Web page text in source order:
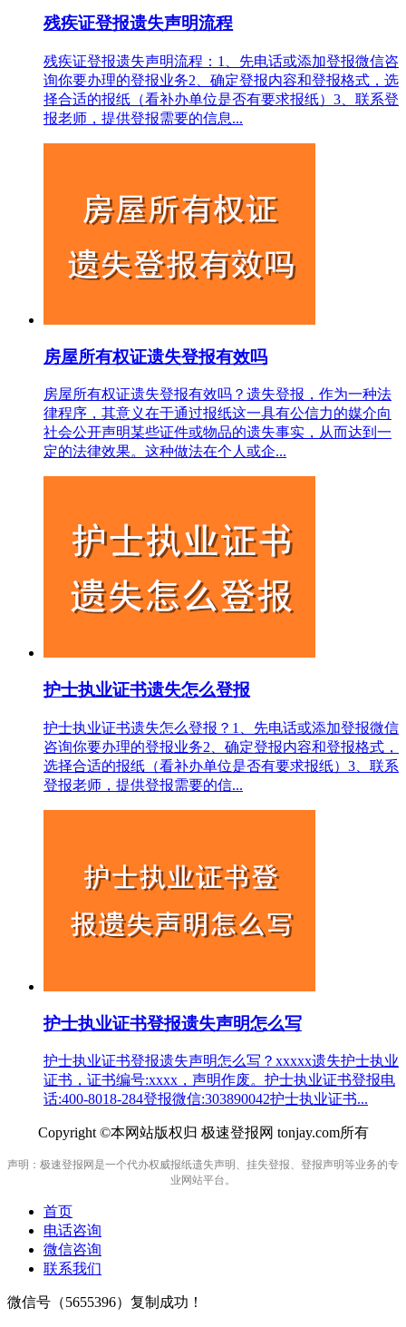
残疾证登报遗失声明流程
残疾证登报遗失声明流程：1、先电话或添加登报微信咨
询你要办理的登报业务2、确定登报内容和登报格式，选
择合适的报纸（看补办单位是否有要求报纸）3、联系登
报老师，提供登报需要的信息...
房屋所有权证遗失登报有效吗
房屋所有权证遗失登报有效吗？遗失登报，作为一种法
律程序，其意义在于通过报纸这一具有公信力的媒介向
社会公开声明某些证件或物品的遗失事实，从而达到一
定的法律效果。这种做法在个人或企...
护士执业证书遗失怎么登报
护士执业证书遗失怎么登报？1、先电话或添加登报微信
咨询你要办理的登报业务2、确定登报内容和登报格式，
选择合适的报纸（看补办单位是否有要求报纸）3、联系
登报老师，提供登报需要的信...
护士执业证书登报遗失声明怎么写
护士执业证书登报遗失声明怎么写？xxxxx遗失护士执业
证书，证书编号:xxxx，声明作废。护士执业证书登报电
话:400-8018-284登报微信:303890042护士执业证书...
Copyright ©本网站版权归 极速登报网 tonjay.com所有
声明：极速登报网是一个代办权威报纸遗失声明、挂失登报、登报声明等业务的专
业网站平台。
首页
电话咨询
微信咨询
联系我们
微信号（5655396）复制成功！